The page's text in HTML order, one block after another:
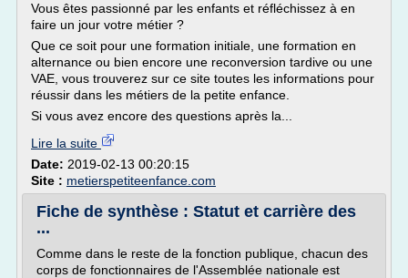
Vous êtes passionné par les enfants et réfléchissez à en
faire un jour votre métier ?
Que ce soit pour une formation initiale, une formation en
alternance ou bien encore une reconversion tardive ou une
VAE, vous trouverez sur ce site toutes les informations pour
réussir dans les métiers de la petite enfance.
Si vous avez encore des questions après la...
Lire la suite
Date: 2019-02-13 00:20:15
Site : metierspetiteenfance.com
Fiche de synthèse : Statut et carrière des
...
Comme dans le reste de la fonction publique, chacun des
corps de fonctionnaires de l'Assemblée nationale est